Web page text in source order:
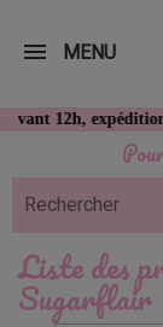
12h, expédition le
MENU
Liste des
Sugarflair